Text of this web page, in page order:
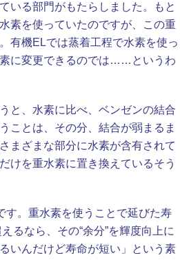
いる部門がもたらしました。もと
素を使っていたのですが、この重
有機ELでは蒸着工程で水素を使っ
に変更できるのでは……というわ
と、水素に比べ、ベンゼンの結合
ことは、その分、結合が弱まるま
まざまな部分に水素が含有されて
けを重水素に置き換えているそう
す。重水素を使うことで延びた寿
るなら、その“余分”を輝度向上に
いんだけど寿命が短い」という素